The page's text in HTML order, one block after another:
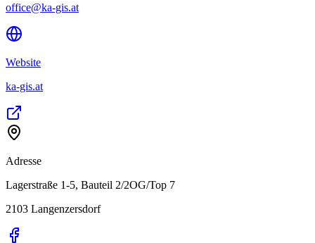
office@ka-gis.at
Website
ka-gis.at
Adresse
Lagerstraße 1-5, Bauteil 2/2OG/Top 7
2103 Langenzersdorf